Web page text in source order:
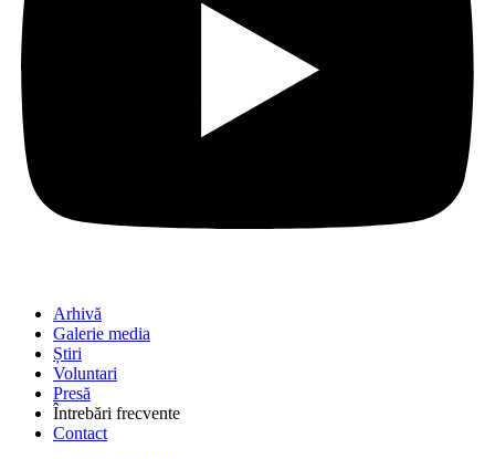
Arhivă
Galerie media
Știri
Voluntari
Presă
Întrebări frecvente
Contact